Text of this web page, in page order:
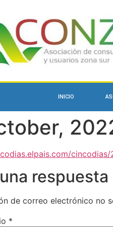
INICIO
respuesta
de correo electrónico no
*